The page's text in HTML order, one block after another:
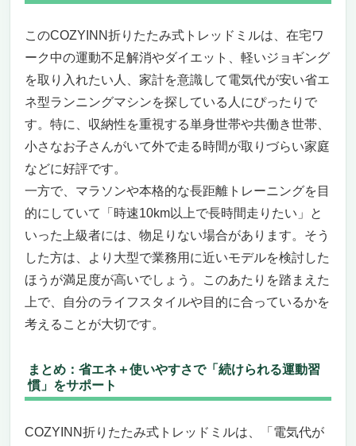
このCOZYINN折りたたみ式トレッドミルは、在宅ワ
ーク中の運動不足解消やダイエット、軽いジョギング
を取り入れたい人、家計を意識して電気代が安い省エ
ネ型ランニングマシンを探している人にぴったりで
す。特に、収納性を重視する単身世帯や共働き世帯、
小さなお子さんがいて外で走る時間が取りづらい家庭
などに好評です。
一方で、マラソンや本格的な長距離トレーニングを目
的にしていて「時速10km以上で長時間走りたい」と
いった上級者には、物足りない場合があります。そう
した方は、より大型で業務用に近いモデルを検討した
ほうが満足度が高いでしょう。このあたりを踏まえた
上で、自分のライフスタイルや目的に合っているかを
考えることが大切です。
まとめ：省エネ＋使いやすさで「続けられる運動習
慣」をサポート
COZYINN折りたたみ式トレッドミルは、「電気代が